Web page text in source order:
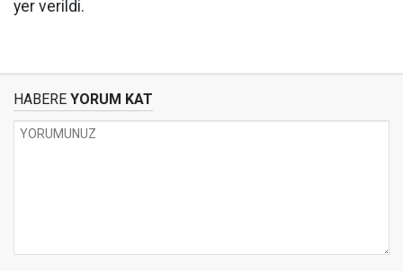
yer verildi.
HABERE YORUM KAT